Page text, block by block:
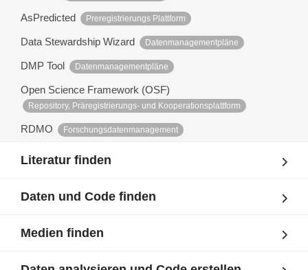
AsPredicted Preregistrierungs Plattform
Data Stewardship Wizard Datenmanagementpläne
DMP Tool Datenmanagementpläne
Open Science Framework (OSF)
Repository, Präregistrierungs- und Kooperationsplattform
RDMO Forschungsdatenmanagement
Literatur finden
Daten und Code finden
Medien finden